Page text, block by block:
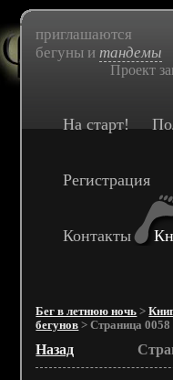
приглашаются
бегуны итандемы
Проект
На старт!
Регистрация
Контакты
Бег в летнюю ночь >
бегунов > Страница 0058
Назад